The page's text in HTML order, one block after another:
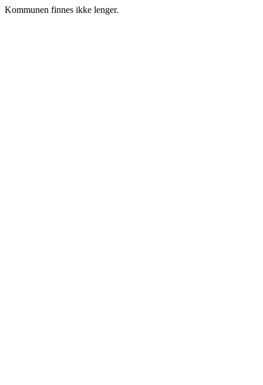
Kommunen finnes ikke lenger.